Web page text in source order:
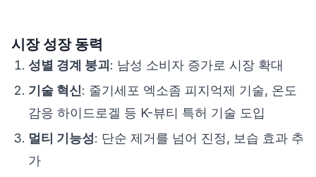
시장 성장 동력
성별 경계 붕괴 : 남성 소비자 증가로 시장 확대
기술 혁신: 줄기세포 엑소좀 피지억제 기술, 온도
감응 하이드로겔 등 K-뷰티 특허 기술 도입
멀티 기능성: 단순 제거를 넘어 진정, 보습 효과 추
가